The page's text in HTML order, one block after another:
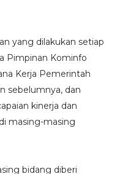
yang dilakukan setiap
Pimpinan Kominfo
Kerja Pemerintah
sebelumnya, dan
kinerja dan
masing-masing
bidang diberi